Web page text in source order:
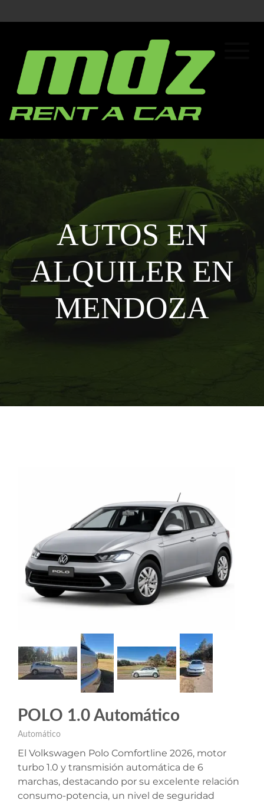
AUTOS EN
ALQUILER EN
MENDOZA
POLO 1.0 Automático
Automático
El Volkswagen Polo Comfortline 2026, motor
turbo 1.0 y transmisión automática de 6
marchas, destacando por su excelente relación
consumo-potencia, un nivel de seguridad